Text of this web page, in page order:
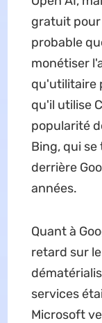
gratuit pour
probable
monétiser
qu'utilitaire
qu'il utilise
popularité
Bing, qui
derrière
années.
Quant à
retard sur
services
Microsoft